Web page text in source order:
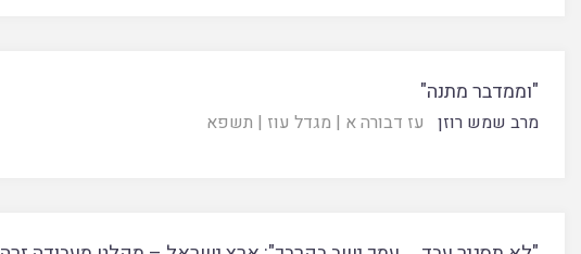
"וממדבר מתנה"
מרב שמש רוזן עז דבורה א | מגדל עוז | תשפא